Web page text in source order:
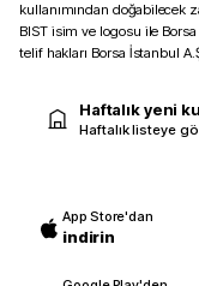
kullanımından doğabilecek
BIST isim ve logosu ile
telif hakları Borsa İstanbul
Haftalık yeni
Haftalık listeye
App Store'dan
indirin